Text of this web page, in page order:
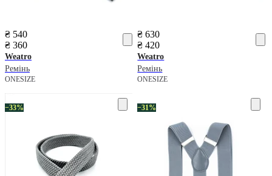
₴ 540
₴ 360
Weatro
Ремінь
ONESIZE
₴ 630
₴ 420
Weatro
Ремінь
ONESIZE
−33% −31%